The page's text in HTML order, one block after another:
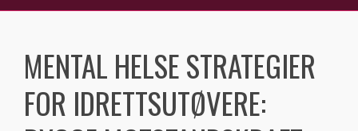
contentMENTAL HELSE STRATEGIER
FOR IDRETTSUTØVERE: